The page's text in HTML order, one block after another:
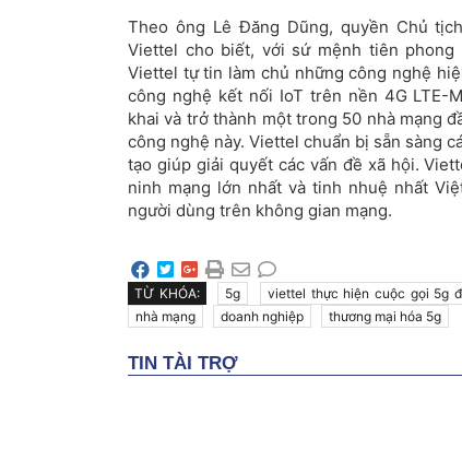
Theo ông Lê Đăng Dũng, quyền Chủ
Viettel cho biết, với sứ mệnh tiên
Viettel tự tin làm chủ những công nghệ
công nghệ kết nối IoT trên nền 4G LTE-
khai và trở thành một trong 50 nhà mạng
công nghệ này. Viettel chuẩn bị sẵn sàng
tạo giúp giải quyết các vấn đề xã hội.
ninh mạng lớn nhất và tinh nhuệ nhất
người dùng trên không gian mạng.
TỪ KHÓA: 5g viettel thực hiện cuộc gọi 5g
nhà mạng
doanh nghiệp thương mại hóa 5g